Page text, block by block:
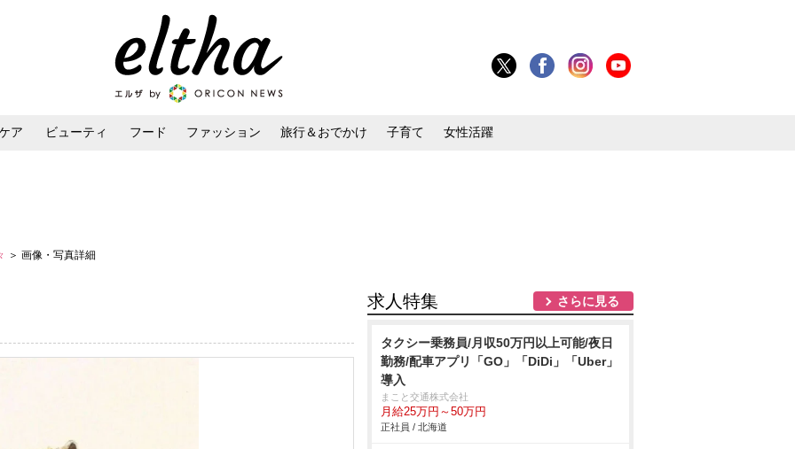
ア ビューティ フード ファッション 旅行＆おでかけ 子育て 女性活躍
＞ 画像・写真詳細
求人特集 さらに見る
タクシー乗務員/月収50万円以上可能/夜日
勤務/配車アプリ「GO」「DiDi」「Uber」
導入
まこと交通株式会社
月給25万円～50万円
正社員 / 北海道